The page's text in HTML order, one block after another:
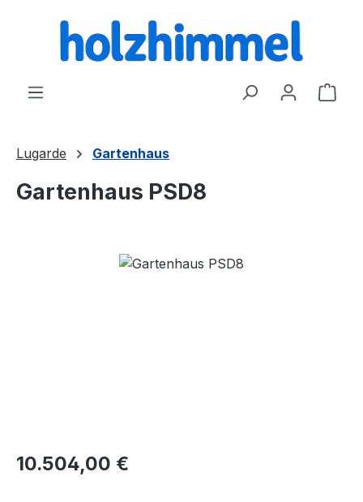
springen
Lugarde Gartenhaus
Gartenhaus PSD8
Bildergalerie überspringen
10.504,00 €